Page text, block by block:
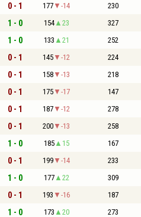
0 - 1 177 -14 230
1 - 0 154 23 327
1 - 0 133 21 252
0 - 1 145 -12 224
0 - 1 158 -13 218
0 - 1 175 -17 147
0 - 1 187 -12 278
0 - 1 200 -13 258
1 - 0 185 15 167
0 - 1 199 -14 233
1 - 0 177 22 309
0 - 1 193 -16 187
1 - 0 173 20 273